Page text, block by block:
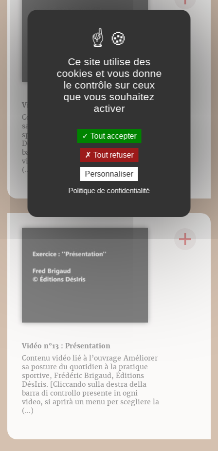
Vidéo n°12 : Salutation
Contenu vidéo lié à l’ouvrage Améliorer
sa posture du quotidien à la pratique
sportive, Frédéric Brigaud, Éditions
DésIris. [Cliccando sulla destra della
barra di controllo presente in ogni
video, si aprirà un menu per scegliere la
(...)
Vidéo n°13 : Présentation
Contenu vidéo lié à l’ouvrage Améliorer
sa posture du quotidien à la pratique
sportive, Frédéric Brigaud, Éditions
DésIris. [Cliccando sulla destra della
barra di controllo presente in ogni
video, si aprirà un menu per scegliere la
(...)
Ce site utilise des
cookies et vous donne
le contrôle sur ceux
que vous souhaitez
activer
Tout accepter
Tout refuser
Personnaliser
Politique de confidentialité